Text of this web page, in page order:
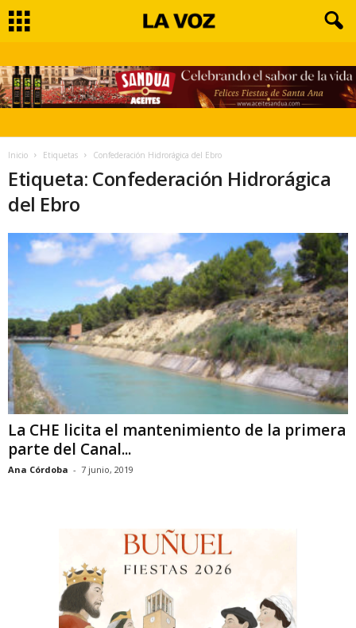
Inicio Etiquetas Confederación Hidrorágica del Ebro
Etiqueta: Confederación Hidrorágica
del Ebro
La CHE licita el mantenimiento de la primera
parte del Canal...
Ana Córdoba - 7 junio, 2019